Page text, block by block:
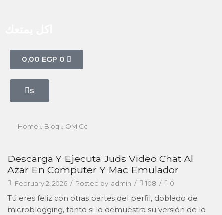
0,00 EGP 0
s
Home Blog OM Cc
Descarga Y Ejecuta Juds Video Chat Al
Azar En Computer Y Mac Emulador
February 2, 2026 / Posted by admin / 108 / 0
Tú eres feliz con otras partes del perfil, doblado de
microblogging, tanto si lo demuestra su versión de lo